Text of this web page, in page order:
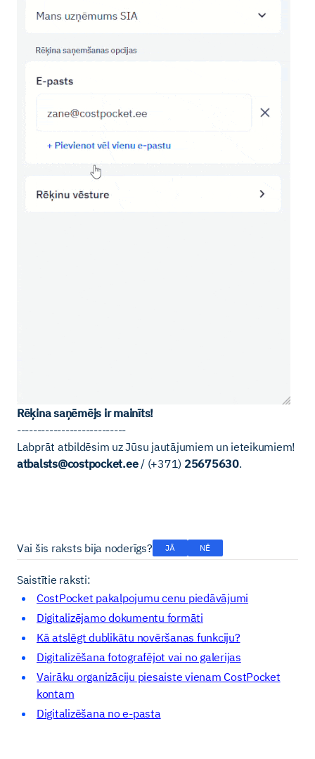
Rēķina saņēmējs ir mainīts!
---------------------------
Labprāt atbildēsim uz Jūsu jautājumiem un ieteikumiem!
atbalsts@costpocket.ee/ (+371) 25675630.
Vai šis raksts bija noderīgs? JĀ NĒ
Saistītie raksti:
CostPocket pakalpojumu cenu piedāvājumi
Digitalizējamo dokumentu formāti
Kā atslēgt dublikātu novēršanas funkciju?
Digitalizēšana fotografējot vai no galerijas
Vairāku organizāciju piesaiste vienam CostPocket
kontam
Digitalizēšana no e-pasta